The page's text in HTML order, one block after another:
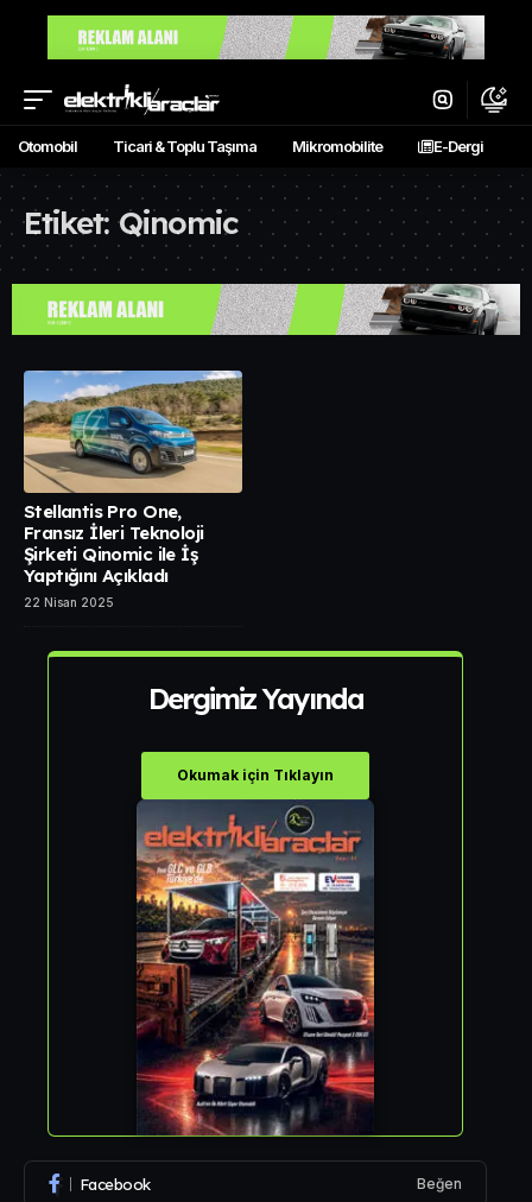
Otomobil Ticari & Toplu Taşıma Mikromobilite E-Dergi
Etiket:Qinomic
Stellantis Pro One,
Fransız İleri Teknoloji
Şirketi Qinomic ile İş
Yaptığını Açıkladı
22 Nisan 2025
Dergimiz Yayında
Okumak için Tıklayın
Facebook Beğen